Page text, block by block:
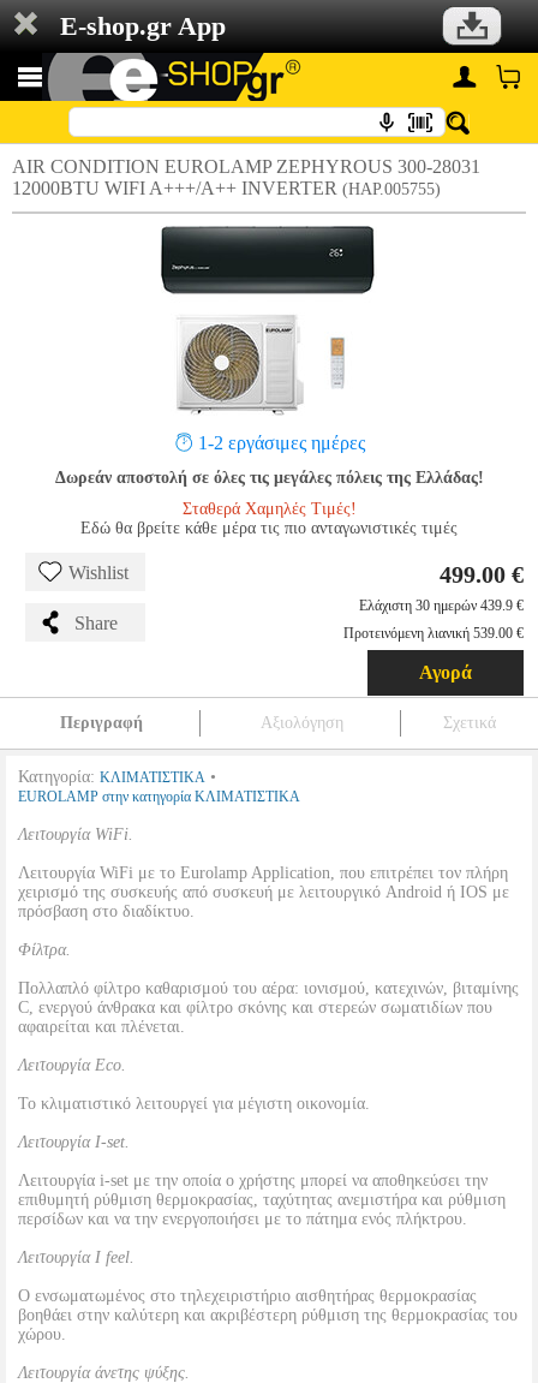
E-shop.gr App
AIR CONDITION EUROLAMP ZEPHYROUS 300-28031
12000BTU WIFI A+++/A++ INVERTER (HAP.005755)
1-2 εργάσιμες ημέρες
Δωρεάν αποστολή σε όλες τις μεγάλες πόλεις της Ελλάδας!
Σταθερά Χαμηλές Τιμές!
Εδώ θα βρείτε κάθε μέρα τις πιο ανταγωνιστικές τιμές
Wishlist
Share
499.00 €
Ελάχιστη 30 ημερών 439.9 €
Προτεινόμενη λιανική 539.00 €
Αγορά
Περιγραφή Αξιολόγηση Σχετικά
Κατηγορία: ΚΛΙΜΑΤΙΣΤΙΚΑ •
EUROLAMP στην κατηγορία ΚΛΙΜΑΤΙΣΤΙΚΑ
Λειτουργία WiFi.
Λειτουργία WiFi με το Eurolamp Application, που επιτρέπει τον πλήρη
χειρισμό της συσκευής από συσκευή με λειτουργικό Android ή IOS με
πρόσβαση στο διαδίκτυο.
Φίλτρα.
Πολλαπλό φίλτρο καθαρισμού του αέρα: ιονισμού, κατεχινών, βιταμίνης
C, ενεργού άνθρακα και φίλτρο σκόνης και στερεών σωματιδίων που
αφαιρείται και πλένεται.
Λειτουργία Eco.
To κλιματιστικό λειτουργεί για μέγιστη οικονομία.
Λειτουργία I-set.
Λειτουργία i-set με την οποία ο χρήστης μπορεί να αποθηκεύσει την
επιθυμητή ρύθμιση θερμοκρασίας, ταχύτητας ανεμιστήρα και ρύθμιση
περσίδων και να την ενεργοποιήσει με το πάτημα ενός πλήκτρου.
Λειτουργία I feel.
Ο ενσωματωμένος στο τηλεχειριστήριο αισθητήρας θερμοκρασίας
βοηθάει στην καλύτερη και ακριβέστερη ρύθμιση της θερμοκρασίας του
χώρου.
Λειτουργία άνετης ψύξης.